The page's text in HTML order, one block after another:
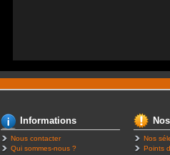
Informations
Nous contacter
Qui sommes-nous ?
Nos
Points